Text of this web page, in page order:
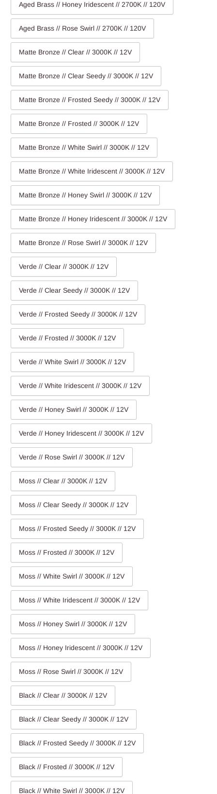
Aged Brass // Honey Iridescent // 2700K // 120V
Aged Brass // Rose Swirl // 2700K // 120V
Matte Bronze // Clear // 3000K // 12V
Matte Bronze // Clear Seedy // 3000K // 12V
Matte Bronze // Frosted Seedy // 3000K // 12V
Matte Bronze // Frosted // 3000K // 12V
Matte Bronze // White Swirl // 3000K // 12V
Matte Bronze // White Iridescent // 3000K // 12V
Matte Bronze // Honey Swirl // 3000K // 12V
Matte Bronze // Honey Iridescent // 3000K // 12V
Matte Bronze // Rose Swirl // 3000K // 12V
Verde // Clear // 3000K // 12V
Verde // Clear Seedy // 3000K // 12V
Verde // Frosted Seedy // 3000K // 12V
Verde // Frosted // 3000K // 12V
Verde // White Swirl // 3000K // 12V
Verde // White Iridescent // 3000K // 12V
Verde // Honey Swirl // 3000K // 12V
Verde // Honey Iridescent // 3000K // 12V
Verde // Rose Swirl // 3000K // 12V
Moss // Clear // 3000K // 12V
Moss // Clear Seedy // 3000K // 12V
Moss // Frosted Seedy // 3000K // 12V
Moss // Frosted // 3000K // 12V
Moss // White Swirl // 3000K // 12V
Moss // White Iridescent // 3000K // 12V
Moss // Honey Swirl // 3000K // 12V
Moss // Honey Iridescent // 3000K // 12V
Moss // Rose Swirl // 3000K // 12V
Black // Clear // 3000K // 12V
Black // Clear Seedy // 3000K // 12V
Black // Frosted Seedy // 3000K // 12V
Black // Frosted // 3000K // 12V
Black // White Swirl // 3000K // 12V